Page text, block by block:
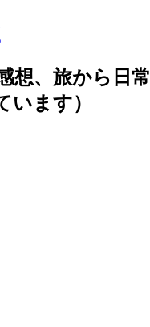
想、旅から日
います）